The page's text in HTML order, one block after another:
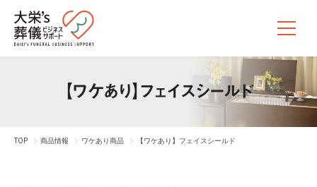
【ワケあり】フェイスシールド
TOP 商品情報 ワケあり商品 【ワケあり】フェイスシールド